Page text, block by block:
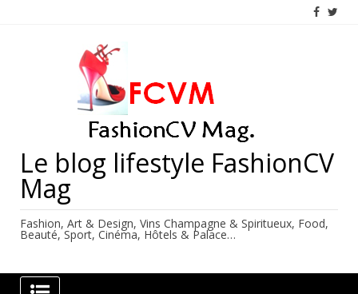
Le blog lifestyle FashionCV
Mag
Fashion, Art & Design, Vins Champagne & Spiritueux, Food,
Beauté, Sport, Cinéma, Hôtels & Palace…